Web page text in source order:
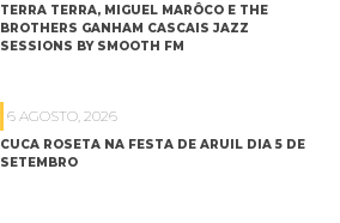
TERRA TERRA, MIGUEL MARÔCO E THE
BROTHERS GANHAM CASCAIS JAZZ
SESSIONS BY SMOOTH FM
6 AGOSTO, 2026
CUCA ROSETA NA FESTA DE ARUIL DIA 5 DE
SETEMBRO